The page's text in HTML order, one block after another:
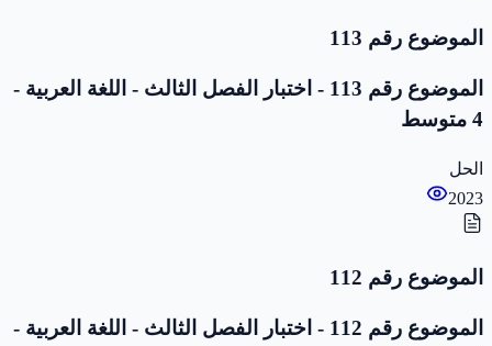
الموضوع رقم 113
الموضوع رقم 113 - اختبار الفصل الثالث - اللغة العربية -
4 متوسط
الحل
2023
الموضوع رقم 112
الموضوع رقم 112 - اختبار الفصل الثالث - اللغة العربية -